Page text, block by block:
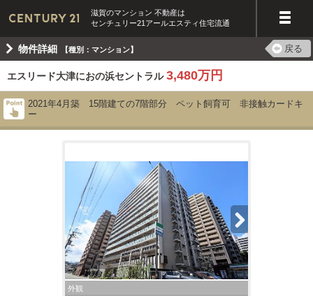
滋賀のマンション 不動産は
センチュリー21アールエスティ住宅流通
戻る
物件詳細 【種別：マンション】
エスリード大津におの浜セントラル 3,480万円
2021年4月築 15階建ての7階部分 ペット飼育可 非接触カードキ
ー
外観